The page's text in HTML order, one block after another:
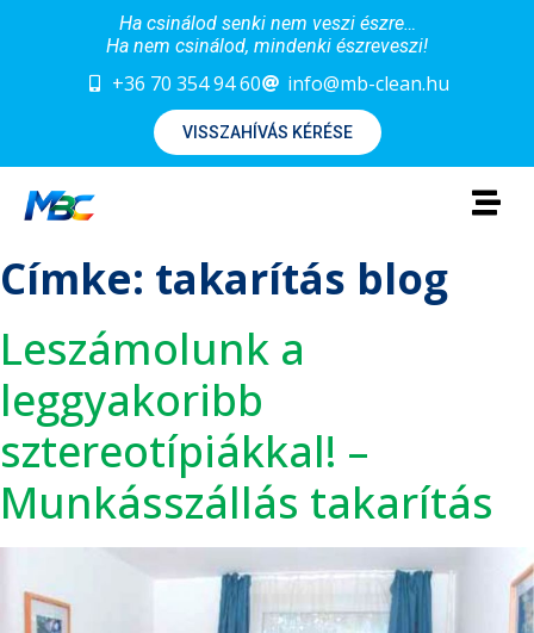
Ha csinálod senki nem veszi észre…
Ha nem csinálod, mindenki észreveszi!
+36 70 354 94 60 info@mb-clean.hu
VISSZAHÍVÁS KÉRÉSE
Címke: takarítás blog
Leszámolunk a
leggyakoribb
sztereotípiákkal! –
Munkásszállás takarítás